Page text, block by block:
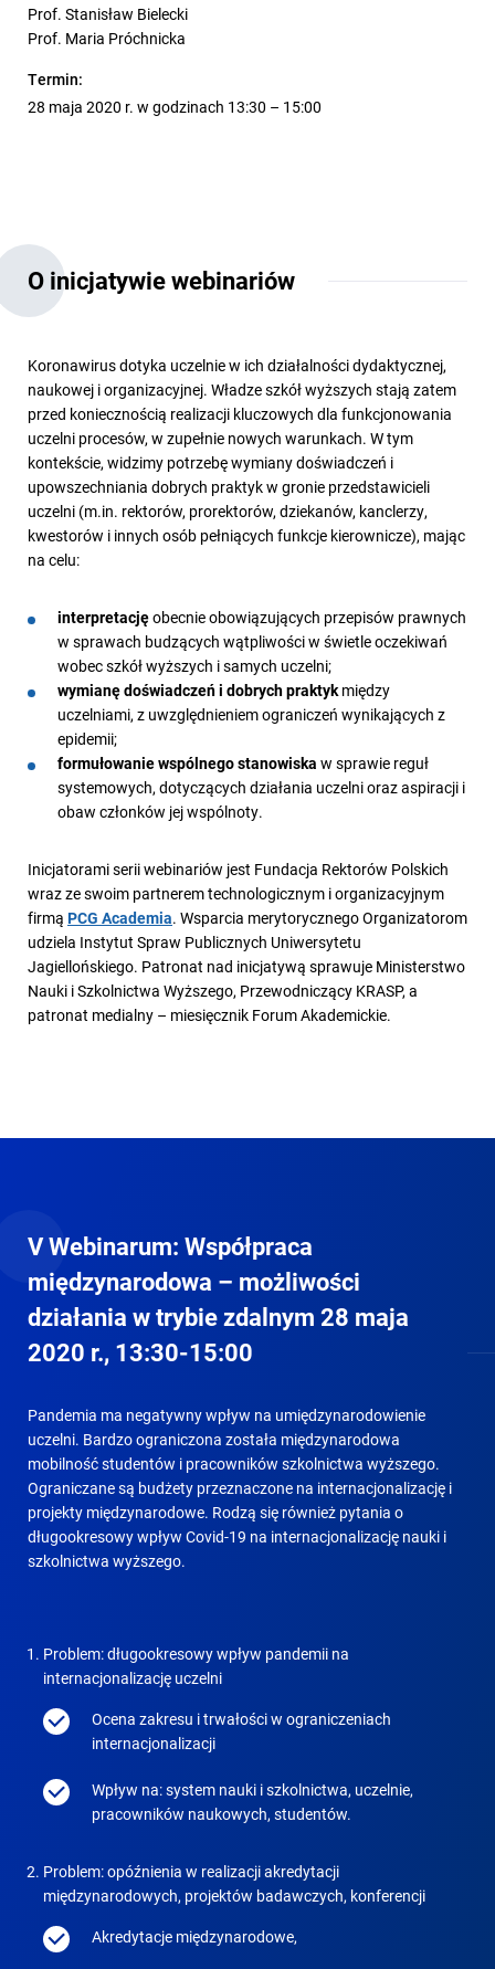
Prof. Stanisław Bielecki
Prof. Maria Próchnicka
Termin:
28 maja 2020 r. w godzinach 13:30 – 15:00
O inicjatywie webinariów
Koronawirus dotyka uczelnie w ich działalności dydaktycznej,
naukowej i organizacyjnej. Władze szkół wyższych stają zatem
przed koniecznością realizacji kluczowych dla funkcjonowania
uczelni procesów, w zupełnie nowych warunkach. W tym
kontekście, widzimy potrzebę wymiany doświadczeń i
upowszechniania dobrych praktyk w gronie przedstawicieli
uczelni (m.in. rektorów, prorektorów, dziekanów, kanclerzy,
kwestorów i innych osób pełniących funkcje kierownicze), mając
na celu:
interpretacjęobecnie obowiązujących przepisów prawnych
w sprawach budzących wątpliwości w świetle oczekiwań
wobec szkół wyższych i samych uczelni;
wymianę doświadczeń i dobrych praktykmiędzy
uczelniami, z uwzględnieniem ograniczeń wynikających z
epidemii;
formułowanie wspólnego stanowiska w sprawie reguł
systemowych, dotyczących działania uczelni oraz aspiracji i
obaw członków jej wspólnoty.
Inicjatorami serii webinariów jest Fundacja Rektorów Polskich
wraz ze swoim partnerem technologicznym i organizacyjnym
firmą PCG Academia. Wsparcia merytorycznego Organizatorom
udziela Instytut Spraw Publicznych Uniwersytetu
Jagiellońskiego. Patronat nad inicjatywą sprawuje Ministerstwo
Nauki i Szkolnictwa Wyższego, Przewodniczący KRASP, a
patronat medialny – miesięcznik Forum Akademickie.
V Webinarum: Współpraca
międzynarodowa – możliwości
działania w trybie zdalnym 28 maja
2020 r., 13:30-15:00
Pandemia ma negatywny wpływ na umiędzynarodowienie
uczelni. Bardzo ograniczona została międzynarodowa
mobilność studentów i pracowników szkolnictwa wyższego.
Ograniczane są budżety przeznaczone na internacjonalizację i
projekty międzynarodowe. Rodzą się również pytania o
długookresowy wpływ Covid-19 na internacjonalizację nauki i
szkolnictwa wyższego.
Problem: długookresowy wpływ pandemii na
internacjonalizację uczelni
Ocena zakresu i trwałości w ograniczeniach
internacjonalizacji
Wpływ na: system nauki i szkolnictwa, uczelnie,
pracowników naukowych, studentów.
Problem: opóźnienia w realizacji akredytacji
międzynarodowych, projektów badawczych, konferencji
Akredytacje międzynarodowe,